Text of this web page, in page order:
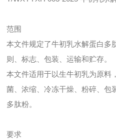
范围
本文件规定了牛初乳水解蛋白多
则、标志、包装、运输和贮存。
本文件适用于以生牛初乳为原料
菌、浓缩、冷冻干燥、粉碎、包
多肽粉。
要求